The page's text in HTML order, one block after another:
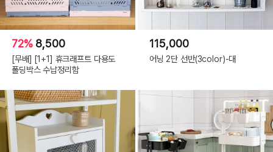
72% 8,500
[무배] [1+1] 휴크래프트 다용도
폴딩박스 수납정리함
115,000
어닝 2단 선반(3color)-대